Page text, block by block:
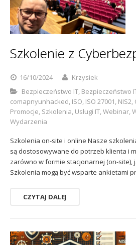
Szkolenie z
16/10/2024
Krzysiek
Bezpieczeństwo IT, Bezpieczeństwo
comapnyunhacked, ISO, ISO 27001, NIS2,
Promocje, Szkolenia, Usługi IT,Webinar,
Wydarzenia
Szkolenia on-site i online Nasze
są dostosowywane do potrzeb klienta i
zarówno w formie stacjonarnej (on-site),
Szkolenia mogą być wsparte ankietami
CZYTAJ DALEJ